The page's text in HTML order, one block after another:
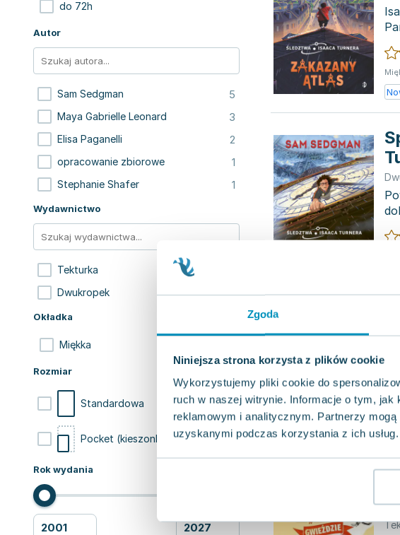
Zgoda
Niniejsza strona korzysta z plików cookie
Wykorzystujemy pliki cookie do
ruch w naszej witrynie. Informacje o tym,
reklamowym i analitycznym. Partnerzy
uzyskanymi podczas korzystania z ich usług.
do 72h
Autor
Sam Sedgman 5
Maya Gabrielle Leonard 3
Elisa Paganelli 2
opracowanie zbiorowe 1
Stephanie Shafer 1
Wydawnictwo
Tekturka
Dwukropek 2
Okładka
Miękka
Rozmiar
Standardowa 4
Pocket (kieszonkowa) 1
Rok wydania